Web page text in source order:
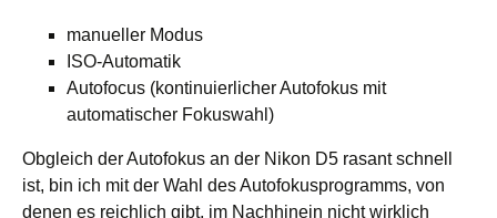
manueller Modus
ISO-Automatik
Autofocus (kontinuierlicher Autofokus mit
automatischer Fokuswahl)
Obgleich der Autofokus an der Nikon D5 rasant schnell
ist, bin ich mit der Wahl des Autofokusprogramms, von
denen es reichlich gibt, im Nachhinein nicht wirklich